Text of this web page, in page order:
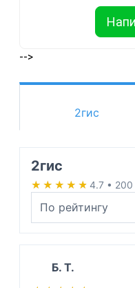
-->
2гис
2гис
★★★★★
★★★★★ 4.7 • 200
Б. Т.